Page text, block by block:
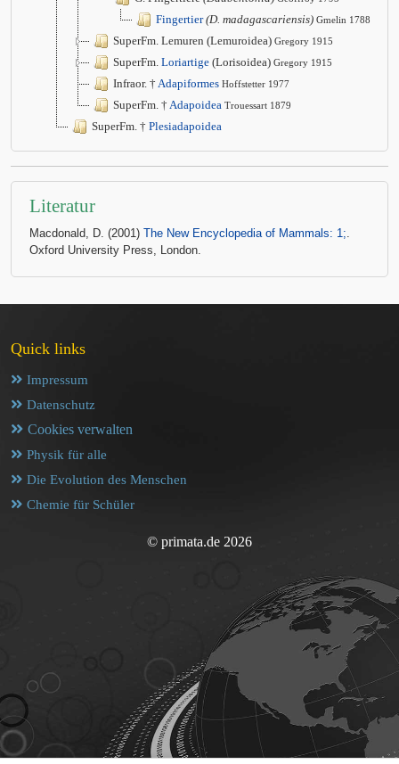
Fingertier (D. madagascariensis) Gmelin 1788
SuperFm. Lemuren (Lemuroidea) Gregory 1915
SuperFm. Loriartige (Lorisoidea) Gregory 1915
Infraor. † Adapiformes Hoffstetter 1977
SuperFm. † Adapoidea Trouessart 1879
SuperFm. † Plesiadapoidea
Literatur
Macdonald, D. (2001) The New Encyclopedia of Mammals: 1;.
Oxford University Press, London.
Quick links
Impressum
Datenschutz
Cookies verwalten
Physik für alle
Die Evolution des Menschen
Chemie für Schüler
© primata.de 2026